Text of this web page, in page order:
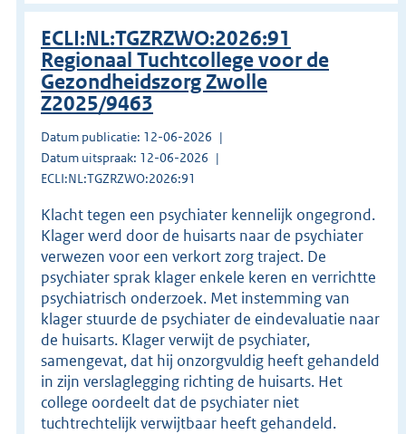
ECLI:NL:TGZRZWO:2026:91
Regionaal Tuchtcollege voor de
Gezondheidszorg Zwolle
Z2025/9463
Datum publicatie: 12-06-2026
Datum uitspraak: 12-06-2026
ECLI:NL:TGZRZWO:2026:91
Klacht tegen een psychiater kennelijk ongegrond.
Klager werd door de huisarts naar de psychiater
verwezen voor een verkort zorg traject. De
psychiater sprak klager enkele keren en verrichtte
psychiatrisch onderzoek. Met instemming van
klager stuurde de psychiater de eindevaluatie naar
de huisarts. Klager verwijt de psychiater,
samengevat, dat hij onzorgvuldig heeft gehandeld
in zijn verslaglegging richting de huisarts. Het
college oordeelt dat de psychiater niet
tuchtrechtelijk verwijtbaar heeft gehandeld.